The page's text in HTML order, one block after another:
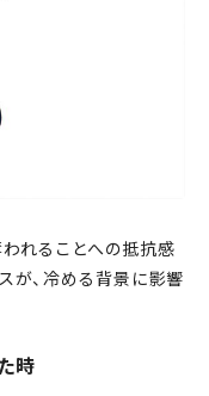
れることへの抵抗感
が、冷める背景に影響
時